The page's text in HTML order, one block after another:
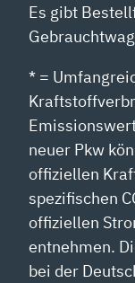
Es gibt
* =
neuer Pkw
offiziellen
spezifischen
offiziellen
entnehmen.
bei der